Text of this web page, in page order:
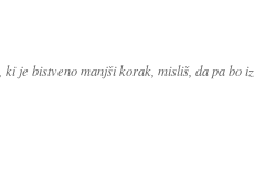
je bistveno manjši korak, misliš, da pa bo iz